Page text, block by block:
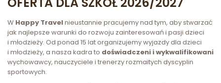
W Happy Travelnieustannie pracujemy nad tym, aby stwarzać
jak najlepsze warunki do rozwoju zainteresowań i pasji dzieci
i młodzieży. Od ponad 15 lat organizujemy wyjazdy dla dzieci
i młodzieży, a nasza kadra to doświadczeni i wykwalifikowani
wychowawcy, nauczyciele i trenerzy rozmaitych dyscyplin
sportowych.